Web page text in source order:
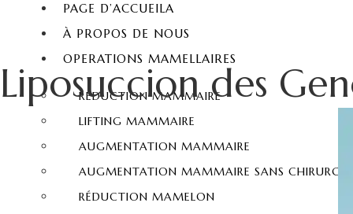
PAGE D’ACCUEILA
À PROPOS DE NOUS
OPERATIONS MAMELLAIRES
REDUCTION MAMMAIRE
LIFTING MAMMAIRE
AUGMENTATION MAMMAIRE
AUGMENTATION MAMMAIRE SANS CHIRURGIE
RÉDUCTION MAMELON
Liposuccion des